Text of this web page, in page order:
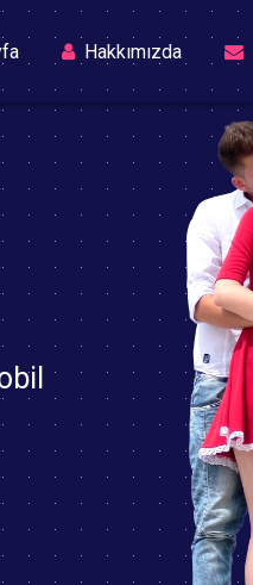
(current)Hakkımızda